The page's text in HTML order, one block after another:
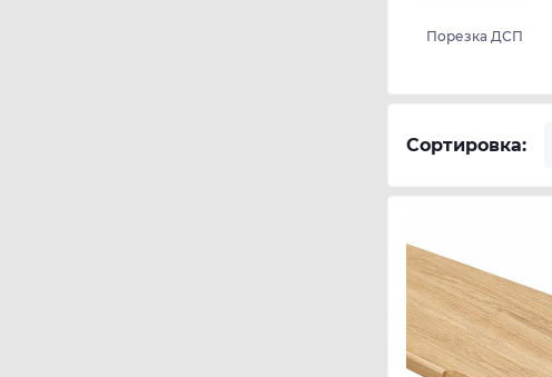
Порезка ДСП
Сортировка: